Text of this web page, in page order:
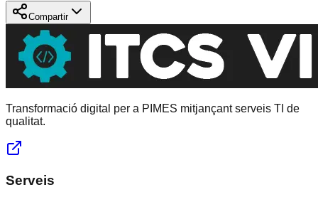
Compartir
Transformació digital per a PIMES mitjançant serveis TI de
qualitat.
Serveis